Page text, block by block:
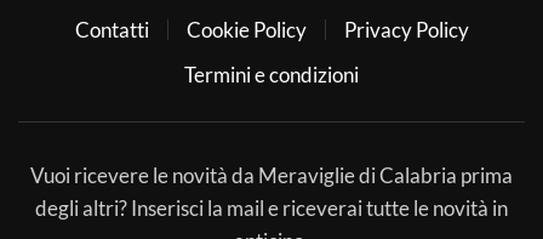
Contatti
Cookie Policy
Privacy Policy
Termini e condizioni
Vuoi ricevere le novità da Meraviglie di Calabria prima
degli altri? Inserisci la mail e riceverai tutte le novità in